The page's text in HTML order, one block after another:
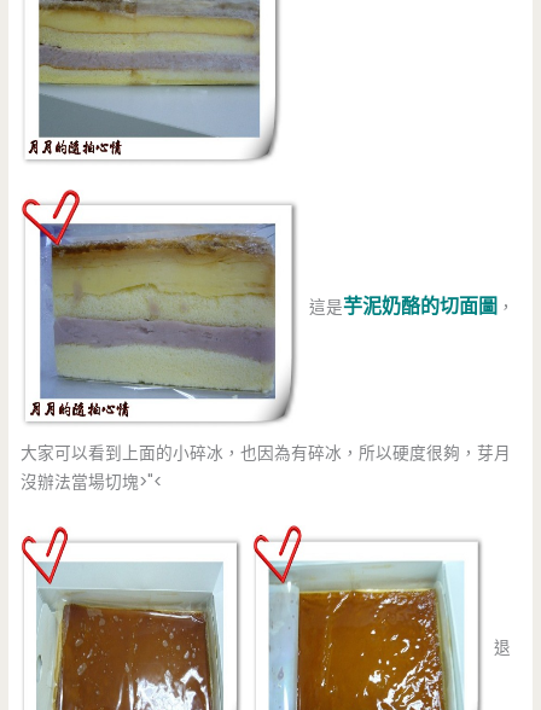
這是芋泥奶酪的切面圖 ，
大家可以看到上面的小碎冰，也因為有碎冰，所以硬度很夠，芽月
沒辦法當場切塊>"<
退